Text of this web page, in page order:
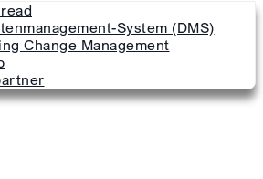
System (DMS)
Change Management